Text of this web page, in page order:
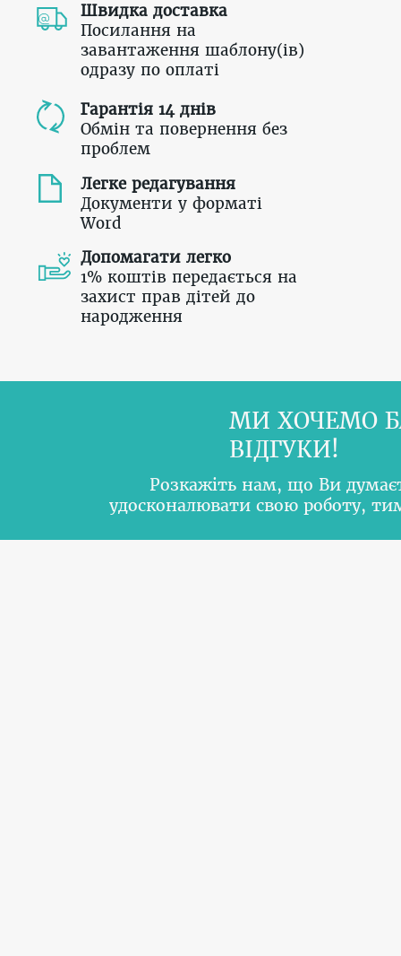
Швидка доставка
Посилання на
завантаження шаблону(ів)
одразу по оплаті
Гарантія 14 днів
Обмін та повернення без
проблем
Легке редагування
Документи у форматі
Word
Допомагати легко
1% коштів передається на
захист прав дітей до
народження
МИ ХОЧЕМО
ВІДГУКИ!
Розкажіть нам, що Ви
удосконалювати свою роботу,